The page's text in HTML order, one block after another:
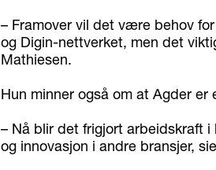
– Framover vil det være behov
og Digin-nettverket, men det
Mathiesen.
Hun minner også om at Agder
– Nå blir det frigjort arbeidskraft
og innovasjon i andre bransjer,